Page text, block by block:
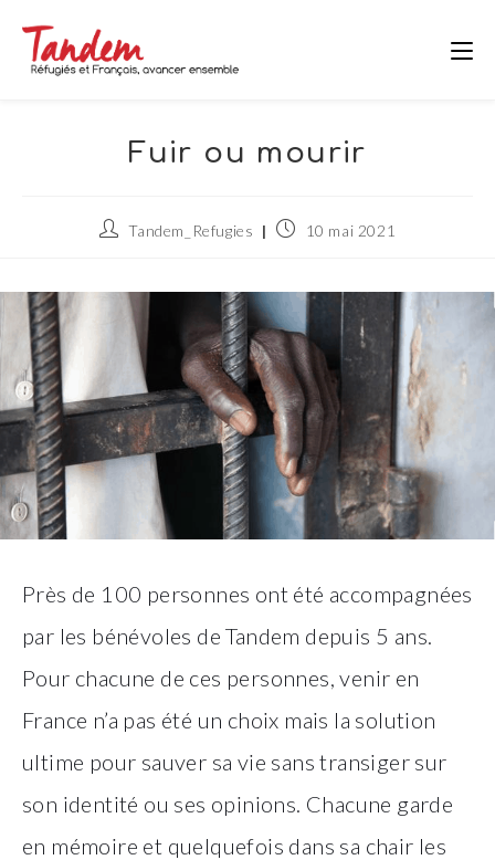
content
Fuir ou mourir
Auteur/autrice
publication :
Tandem_Refugies
Publication
10 mai 2021
Près de 100 personnes ont été accompagnées
par les bénévoles de Tandem depuis 5 ans.
Pour chacune de ces personnes, venir en
France n’a pas été un choix mais la solution
ultime pour sauver sa vie sans transiger sur
son identité ou ses opinions. Chacune garde
en mémoire et quelquefois dans sa chair les